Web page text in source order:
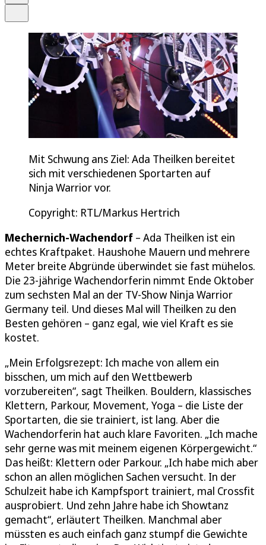
Mit Schwung ans Ziel: Ada Theilken bereitet
sich mit verschiedenen Sportarten auf
Ninja Warrior vor.
Copyright: RTL/Markus Hertrich
Mechernich-Wachendorf – Ada Theilken ist ein
echtes Kraftpaket. Haushohe Mauern und mehrere
Meter breite Abgründe überwindet sie fast mühelos.
Die 23-jährige Wachendorferin nimmt Ende Oktober
zum sechsten Mal an der TV-Show Ninja Warrior
Germany teil. Und dieses Mal will Theilken zu den
Besten gehören – ganz egal, wie viel Kraft es sie
kostet.
„Mein Erfolgsrezept: Ich mache von allem ein
bisschen, um mich auf den Wettbewerb
vorzubereiten“, sagt Theilken. Bouldern, klassisches
Klettern, Parkour, Movement, Yoga – die Liste der
Sportarten, die sie trainiert, ist lang. Aber die
Wachendorferin hat auch klare Favoriten. „Ich mache
sehr gerne was mit meinem eigenen Körpergewicht.“
Das heißt: Klettern oder Parkour. „Ich habe mich aber
schon an allen möglichen Sachen versucht. In der
Schulzeit habe ich Kampfsport trainiert, mal Crossfit
ausprobiert. Und zehn Jahre habe ich Showtanz
gemacht“, erläutert Theilken. Manchmal aber
müssten es auch einfach ganz stumpf die Gewichte